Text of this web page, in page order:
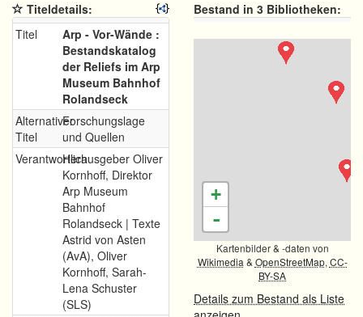
Titeldetails:
Titel
Arp - Vor-Wände :
Bestandskatalog
der Reliefs im Arp
Museum Bahnhof
Rolandseck
Alternativer
Titel
Forschungslage
und Quellen
VerantwortlichHerausgeber Oliver
Kornhoff, Direktor
Arp Museum
Bahnhof
Rolandseck | Texte
Astrid von Asten
(AvA), Oliver
Kornhoff, Sarah-
Lena Schuster
(SLS)
Bestand in 3 Bibliotheken:
+
-
Kartenbilder & -daten von
Wikimedia & OpenStreetMap, CC-
BY-SA
Details zum Bestand als Liste